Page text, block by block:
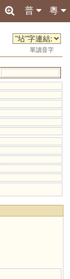
粵
普
單讀音字